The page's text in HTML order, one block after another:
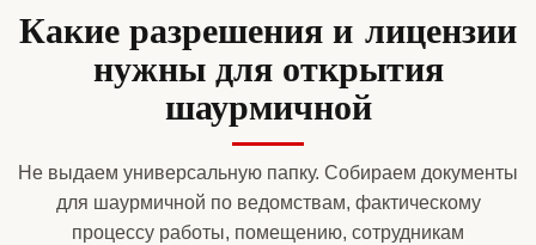
Какие разрешения и лицензии
нужны для открытия
шаурмичной
Не выдаем универсальную папку. Собираем документы
для шаурмичной по ведомствам, фактическому
процессу работы, помещению, сотрудникам